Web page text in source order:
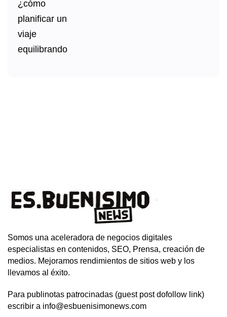
Somos una aceleradora de negocios digitales
especialistas en contenidos, SEO, Prensa, creación de
medios. Mejoramos rendimientos de sitios web y los
llevamos al éxito.
Para publinotas patrocinadas (guest post dofollow link)
escribir a info@esbuenisimonews.com